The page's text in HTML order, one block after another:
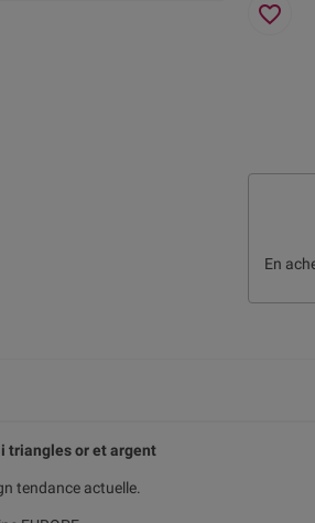
favorite_border
En
triangles or et argent
tendance actuelle.